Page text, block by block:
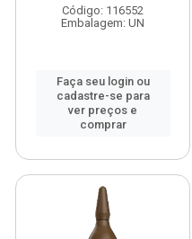
Código: 116552
Embalagem: UN
Faça seu login ou
cadastre-se para
ver preços e
comprar